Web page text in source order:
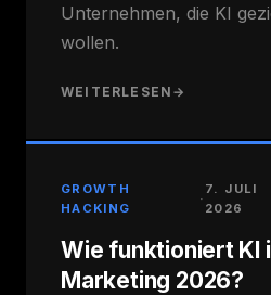
Unternehmen, die KI
wollen.
WEITERLESEN →
GROWTH
HACKING
·
7. JULI
2026
Wie funktioniert KI
Marketing 2026?